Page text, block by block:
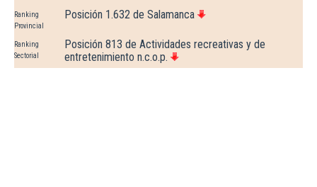
Ranking
Provincial
Posición 1.632 de Salamanca
Ranking
Sectorial
Posición 813 de Actividades recreativas y de
entretenimiento n.c.o.p.